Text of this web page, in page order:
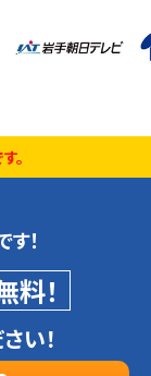
。
！
料！
い！